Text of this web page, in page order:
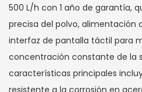
500 L/h con 1 año de garantía,
precisa del polvo, alimentación
interfaz de pantalla táctil para
concentración constante de la
características principales